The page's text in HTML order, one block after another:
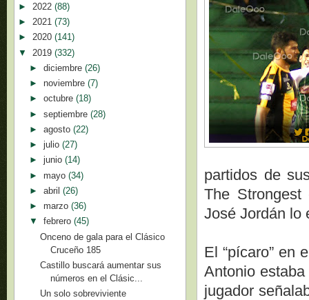
partidos de
The
José Jordán lo
El “pícaro” en
Antonio
jugador
► 2022 (88)
► 2021 (73)
► 2020 (141)
▼ 2019 (332)
► diciembre (26)
► noviembre (7)
► octubre (18)
► septiembre (28)
► agosto (22)
► julio (27)
► junio (14)
► mayo (34)
► abril (26)
► marzo (36)
▼ febrero (45)
Onceno de gala para el Clásico
Cruceño 185
Castillo buscará aumentar sus
números en el Clásic...
Un solo sobreviviente